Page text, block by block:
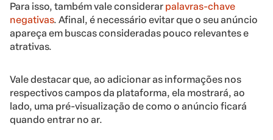
Para isso, também vale considerar palavras-chave
negativas. Afinal, é necessário evitar que o seu anúncio
apareça em buscas consideradas pouco relevantes e
atrativas.
Vale destacar que, ao adicionar as informações nos
respectivos campos da plataforma, ela mostrará, ao
lado, uma pré-visualização de como o anúncio ficará
quando entrar no ar.